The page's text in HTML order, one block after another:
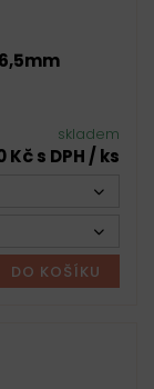
skladem
Kč s DPH / ks
DO KOŠÍKU